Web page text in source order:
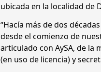
ubicada en la localidad de
“Hacía más de dos
desde el comienzo de
articulado con AySA, de la
(en uso de licencia) y